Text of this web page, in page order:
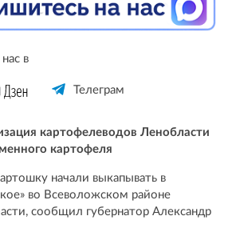
в
Телеграм
картофелеводов Ленобласти
картофеля
начали выкапывать в
во Всеволожском районе
сообщил губернатор Александр